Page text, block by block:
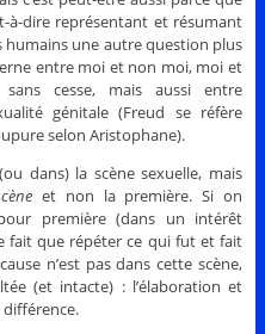
à-dire représentant et résumant
humains une autre question plus
entre moi et non moi, moi et
cesse, mais aussi entre
génitale (Freud se réfère
selon Aristophane).
dans) la scène sexuelle, mais
et non la première. Si on
première (dans un intérêt
fait que répéter ce qui fut et fait
n’est pas dans cette scène,
(et intacte) : l’élaboration et
différence.